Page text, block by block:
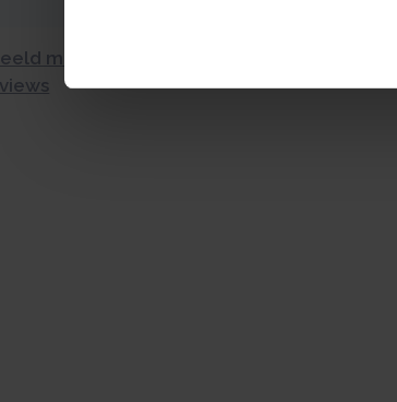
met een 9.0 uit 10 op basis van